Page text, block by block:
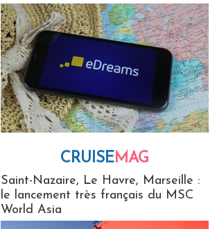
CRUISEMAG
Saint-Nazaire, Le Havre, Marseille :
le lancement très français du MSC
World Asia